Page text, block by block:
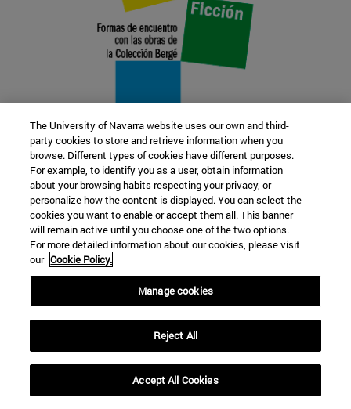
22 SEP
FUNCIÓN Y FICCIÓN. Varios artistas
Más información
The University of Navarra website uses our own and third-
party cookies to store and retrieve information when you
browse. Different types of cookies have different purposes.
For example, to identify you as a user, obtain information
about your browsing habits respecting your privacy, or
personalize how the content is displayed. You can select the
cookies you want to enable or accept them all. This banner
will remain active until you choose one of the two options.
For more detailed information about our cookies, please visit
our Cookie Policy.
Manage cookies
Reject All
Accept All Cookies